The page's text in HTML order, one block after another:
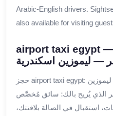
Arabic-English drivers.
also available for visiting
airport taxi egypt — نقل فاخر من وإلى
— ليموزين اسكندرية
حجز airport taxi egypt: من وإلى مطارات مصر — ليموزين
الذي يُريح بالك: سائق مُخصَّص
استقبال في الصالة بلافتتك،